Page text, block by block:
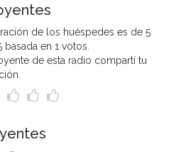
de los huéspedes es de 5
basada en 1 votos.
de esta radio compartí tu